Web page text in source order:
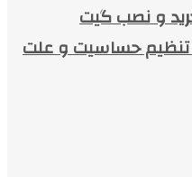
و نصب گیت
تنظیم حساسیت و علت